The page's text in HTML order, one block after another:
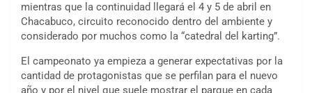
mientras que la continuidad llegará el 4 y 5 de abril en
Chacabuco, circuito reconocido dentro del ambiente y
considerado por muchos como la “catedral del karting”.
El campeonato ya empieza a generar expectativas por la
cantidad de protagonistas que se perfilan para el nuevo
año y por el nivel que suele mostrar el parque en cada